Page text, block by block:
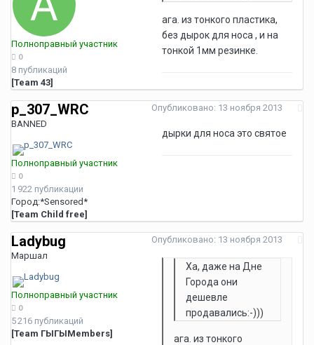
Полноправный участник
0
8 публикаций
[Team 43]
ага. из тонкого пластика,
без дырок для носа , и на
тонкой 1мм резинке.
p_307_WRC
BANNED
Полноправный участник
0
1 922 публикации
Город:*Sensored*
[Team Child free]
Опубликовано: 13 ноября 2013
дырки для носа это святое
Ladybug
Маршал
Полноправный участник
0
5 216 публикаций
[Team ГЫГЫMembers]
Опубликовано: 13 ноября 2013
Ха, даже на Дне
Города они
дешевле
продавались:-)))
ага. из тонкого